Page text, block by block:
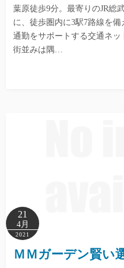
葉原徒歩9分。最寄りのJR総
に、徒歩圏内に3駅7路線を
通勤をサポートする交通ネ
街並みは隅…
21
4月
2021
ＭＭガーデン賢い